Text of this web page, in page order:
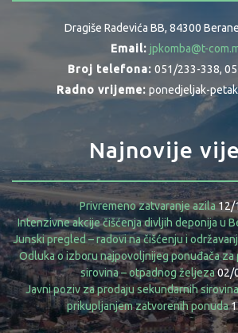
Dragiše Radevića BB, 84300
Email: jpkomba@t-
Broj telefona: 051/233-338,
Radno vrijeme: ponedjeljak-
Najnovije
Privremeno zatvaranje azila12/
Intenzivne akcije čišćenja divljih deponija u
Junski pregled – radovi na čišćenju i
Odluka o izboru najpovoljnijeg ponuđača
sirovina – otpadnog željeza02/
Javni poziv za prodaju sekundarnih
prikupljanjem zatvorenih ponuda